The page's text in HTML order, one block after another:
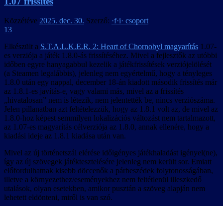
Közzétéve 2025. dec. 30. Szerző: ·f·i· csoport
13
Elkészült a S.T.A.L.K.E.R. 2: Heart of Chornobyl magyarítás 1.07-
es verziója a játék 1.8.0-ás frissítéséhez. Mivel a fejlesztők az utóbbi
időben egyre hanyagabbul kezelik a játékfrissítések verziójelölését
(a Steamen legalábbis), jelenleg nem egyértelmű, hogy a tényleges
1.8.0 után egy nappal, december 18-án kiadott második frissítés már
az 1.8.1-es javítás-e, vagy valami más, mivel az a frissítés
„hivatalosan” nem is létezik, nem jelentették be, nincs verziószáma.
Jelen pillanatban azt feltételezzük, hogy az 1.8.1 volt az, de mivel az
1.8.0-hoz képest semmilyen lokalizációs változást nem tartalmazott,
az 1.07-es magyarítás célverziója az 1.8.0, annak ellenére, hogy a
kiadási ideje az 1.8.1 kiadása után van.
Mivel az új történetszál elérése időigényes játékhaladást igényel(ne),
így az új szövegek játéktesztelésére jelenleg nem került sor. Emiatt
előfordulhatnak kisebb döccenők a párbeszédek folytonosságában,
illetve a környezethez/eseményekhez nem feltétlenül illeszkedő
utalások, olyan esetekben, amikor pusztán a szöveg alapján nem
lehetett eldönteni, miről is van szó.